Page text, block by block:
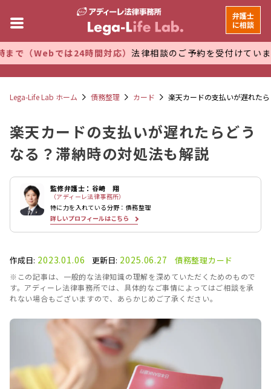
は24時間対応）法律相談のご予約を受付けています。 万全な
弁護士
に相談
Lega-Life Lab ホーム 債務整理 カード 楽天カードの支払いが遅れた
楽天カードの支払いが遅れたらどう
なる？滞納時の対処法も解説
監修弁護士：谷崎 翔
（アディーレ法律事務所）
特に力を入れている分野：債務整理
詳しいプロフィールはこちら
作成日: 2023.01.06 更新日: 2025.06.27 債務整理カード
※この記事は、一般的な法律知識の理解を深めていただくためのもので
す。アディーレ法律事務所では、具体的なご事情によってはご相談を承
れない場合もございますので、あらかじめご了承ください。